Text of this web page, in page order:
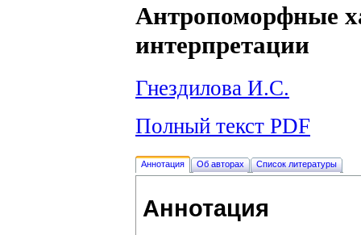
Антропоморфные
интерпретации
Гнездилова И.С.
Полный текст PDF
Аннотация Об авторах Список литературы
Аннотация